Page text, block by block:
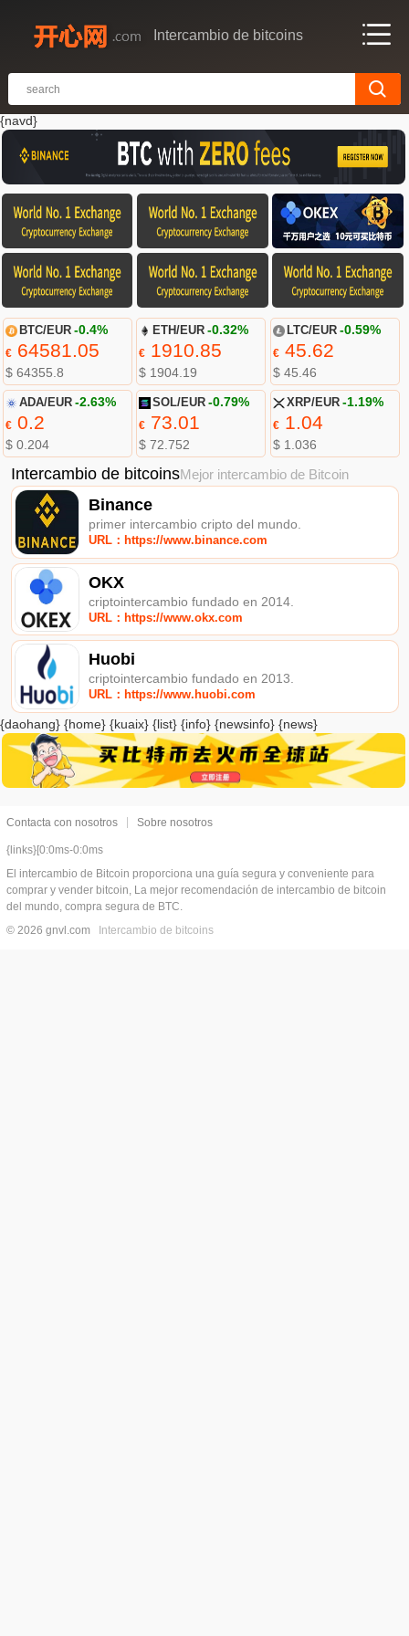
Intercambio de bitcoins
{navd}
BTC/EUR -0.4%
€64581.05
$ 64355.8
ETH/EUR -0.32%
€ 1910.85
$ 1904.19
LTC/EUR -0.59%
€45.62
$ 45.46
ADA/EUR -2.63%
€0.2
$ 0.204
SOL/EUR -0.79%
€ 73.01
$ 72.752
XRP/EUR -1.19%
€1.04
$ 1.036
Intercambio de bitcoinsMejor intercambio de Bitcoin
Binance
primer intercambio cripto del mundo.
URL：https://www.binance.com
OKX
criptointercambio fundado en 2014.
URL：https://www.okx.com
Huobi
criptointercambio fundado en 2013.
URL：https://www.huobi.com
{daohang} {home} {kuaix} {list} {info} {newsinfo} {news}
Contacta con nosotros Sobre nosotros
{links}[0:0ms-0:0ms
El intercambio de Bitcoin proporciona una guía segura y conveniente para
comprar y vender bitcoin, La mejor recomendación de intercambio de bitcoin
del mundo, compra segura de BTC.
© 2026 gnvl.com Intercambio de bitcoins